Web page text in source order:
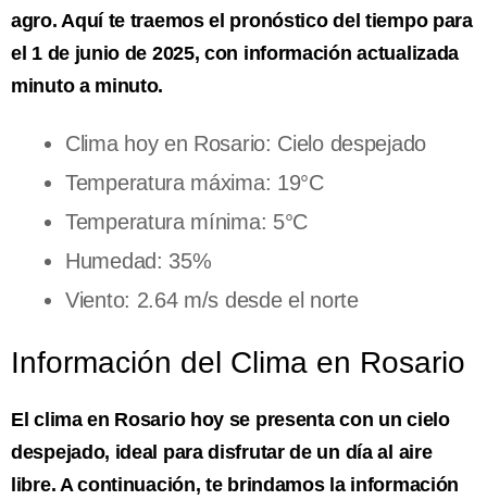
agro. Aquí te traemos el pronóstico del tiempo para
el 1 de junio de 2025, con información actualizada
minuto a minuto.
Clima hoy en Rosario: Cielo despejado
Temperatura máxima: 19°C
Temperatura mínima: 5°C
Humedad: 35%
Viento: 2.64 m/s desde el norte
Información del Clima en Rosario
El clima en Rosario hoy se presenta con un cielo
despejado, ideal para disfrutar de un día al aire
libre. A continuación, te brindamos la información